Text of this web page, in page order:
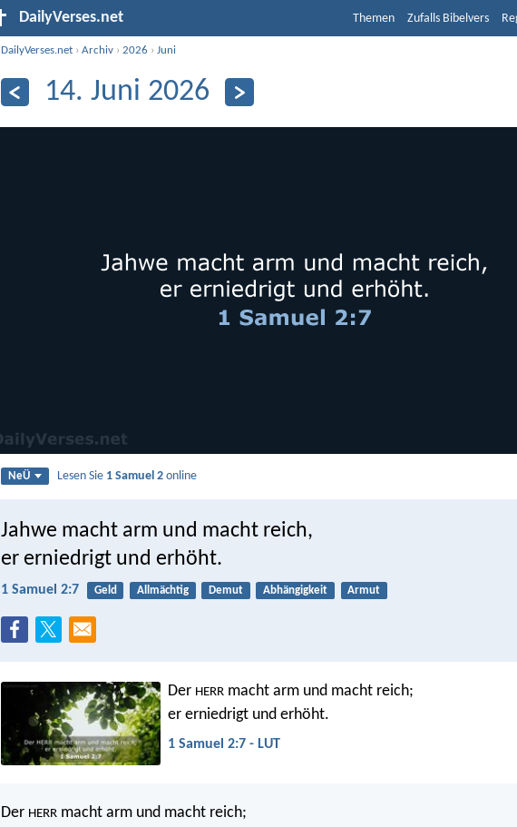
DailyVerses.net Themen Zufalls Bibelvers
DailyVerses.net ›Archiv ›2026 ›Juni
14. Juni 2026
NeÜ Lesen Sie 1 Samuel 2 online
Jahwe macht arm und macht reich,
er erniedrigt und erhöht.
1 Samuel 2:7 Geld Allmächtig Demut Abhängigkeit Armut
Der HERR macht arm und macht reich;
er erniedrigt und erhöht.
1 Samuel 2:7 - LUT
Der HERR macht arm und macht reich;